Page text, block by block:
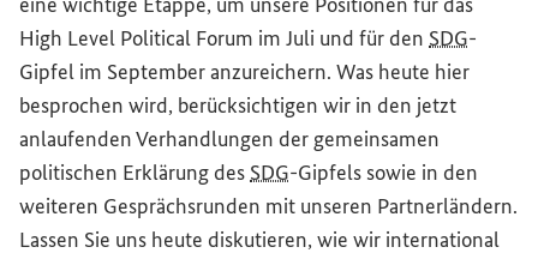
High Level Political Forum im Juli und für den SDG-
Gipfel im September anzureichern. Was heute hier
besprochen wird, berücksichtigen wir in den jetzt
anlaufenden Verhandlungen der gemeinsamen
politischen Erklärung des SDG-Gipfels sowie in den
weiteren Gesprächsrunden mit unseren Partnerländern.
Lassen Sie uns heute diskutieren, wie wir international